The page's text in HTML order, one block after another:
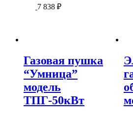
7 838 ₽
Газовая пушка
“Умница”
модель
ТПГ-50кВт